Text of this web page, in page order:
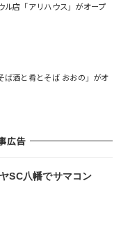
ル店「アリハウス」がオープ
ば酒と肴とそば おおの」がオ
広告
SC八幡でサマコン